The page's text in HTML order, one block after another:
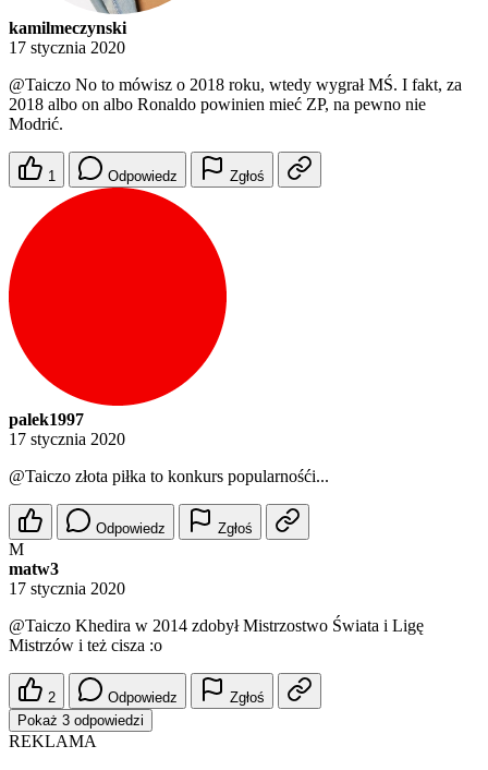
kamilmeczynski
17 stycznia 2020
@Taiczo No to mówisz o 2018 roku, wtedy wygrał MŚ. I fakt, za
2018 albo on albo Ronaldo powinien mieć ZP, na pewno nie
Modrić.
1 Odpowiedz Zgłoś
palek1997
17 stycznia 2020
@Taiczo złota piłka to konkurs popularnośći...
Odpowiedz Zgłoś
M
matw3
17 stycznia 2020
@Taiczo Khedira w 2014 zdobył Mistrzostwo Świata i Ligę
Mistrzów i też cisza :o
2 Odpowiedz
Zgłoś
Pokaż 3 odpowiedzi
REKLAMA